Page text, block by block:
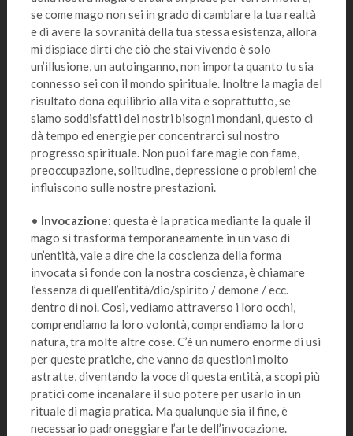
se come mago non sei in grado di cambiare la tua realtà
e di avere la sovranità della tua stessa esistenza, allora
mi dispiace dirti che ciò che stai vivendo è solo
un’illusione, un autoinganno, non importa quanto tu sia
connesso sei con il mondo spirituale. Inoltre la magia del
risultato dona equilibrio alla vita e soprattutto, se
siamo soddisfatti dei nostri bisogni mondani, questo ci
dà tempo ed energie per concentrarci sul nostro
progresso spirituale. Non puoi fare magie con fame,
preoccupazione, solitudine, depressione o problemi che
influiscono sulle nostre prestazioni.
• Invocazione: questa è la pratica mediante la quale il
mago si trasforma temporaneamente in un vaso di
un’entità, vale a dire che la coscienza della forma
invocata si fonde con la nostra coscienza, è chiamare
l’essenza di quell’entità/dio/spirito / demone / ecc.
dentro di noi. Così, vediamo attraverso i loro occhi,
comprendiamo la loro volontà, comprendiamo la loro
natura, tra molte altre cose. C’è un numero enorme di usi
per queste pratiche, che vanno da questioni molto
astratte, diventando la voce di questa entità, a scopi più
pratici come incanalare il suo potere per usarlo in un
rituale di magia pratica. Ma qualunque sia il fine, è
necessario padroneggiare l’arte dell’invocazione.